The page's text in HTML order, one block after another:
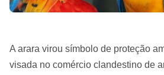
A arara virou símbolo de proteção
visada no comércio clandestino de